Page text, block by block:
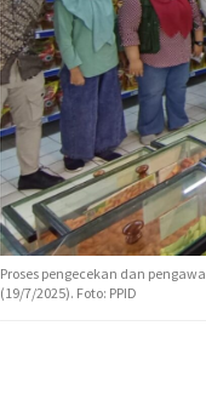
Proses pengecekan dan
(19/7/2025). Foto: PPID